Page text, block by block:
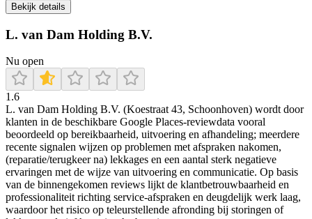
Bekijk details
L. van Dam Holding B.V.
Nu open
1.6
L. van Dam Holding B.V. (Koestraat 43, Schoonhoven) wordt door
klanten in de beschikbare Google Places-reviewdata vooral
beoordeeld op bereikbaarheid, uitvoering en afhandeling; meerdere
recente signalen wijzen op problemen met afspraken nakomen,
(reparatie/terugkeer na) lekkages en een aantal sterk negatieve
ervaringen met de wijze van uitvoering en communicatie. Op basis
van de binnengekomen reviews lijkt de klantbetrouwbaarheid en
professionaliteit richting service-afspraken en deugdelijk werk laag,
waardoor het risico op teleurstellende afronding bij storingen of